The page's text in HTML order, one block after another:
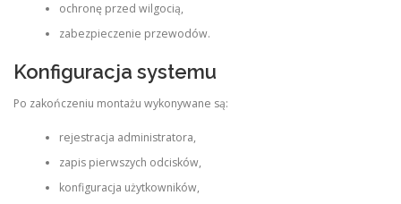
ochronę przed wilgocią,
zabezpieczenie przewodów.
Konfiguracja systemu
Po zakończeniu montażu wykonywane są:
rejestracja administratora,
zapis pierwszych odcisków,
konfiguracja użytkowników,